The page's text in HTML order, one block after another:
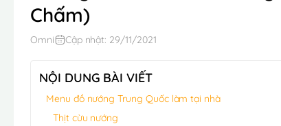
Chấm)
Omni Cập nhật: 29/11/2021
NỘI DUNG BÀI VIẾT
Menu đồ nướng Trung Quốc làm tại nhà
Thịt cừu nướng